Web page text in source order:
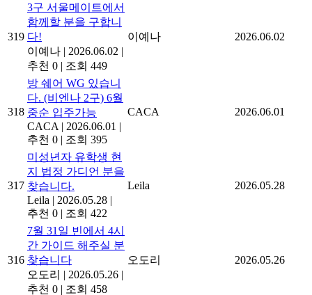
319
3구 서울메이트에서
함께할 분을 구합니
다!
이예나 | 2026.06.02 |
추천 0 | 조회 449
이예나 2026.06.02
318
방 쉐어 WG 있습니
다. (비엔나 2구) 6월
중순 입주가능
CACA | 2026.06.01 |
추천 0 | 조회 395
CACA 2026.06.01
317
미성년자 유학생 현
지 법정 가디언 분을
찾습니다.
Leila | 2026.05.28 |
추천 0 | 조회 422
Leila 2026.05.28
316
7월 31일 빈에서 4시
간 가이드 해주실 분
찾습니다
오도리 | 2026.05.26 |
추천 0 | 조회 458
오도리 2026.05.26